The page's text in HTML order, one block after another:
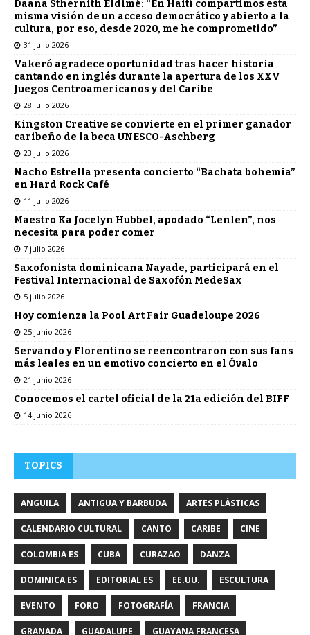
Daana Sthernith Eldimé: “En Haití compartimos esta
misma visión de un acceso democrático y abierto a la
cultura, por eso, desde 2020, me he comprometido”
31 julio 2026
Vakeró agradece oportunidad tras hacer historia
cantando en inglés durante la apertura de los XXV
Juegos Centroamericanos y del Caribe
28 julio 2026
Kingston Creative se convierte en el primer ganador
caribeño de la beca UNESCO-Aschberg
23 julio 2026
Nacho Estrella presenta concierto “Bachata bohemia”
en Hard Rock Café
11 julio 2026
Maestro Ka Jocelyn Hubbel, apodado “Lenlen”, nos
necesita para poder comer
7 julio 2026
Saxofonista dominicana Nayade, participará en el
Festival Internacional de Saxofón MedeSax
5 julio 2026
Hoy comienza la Pool Art Fair Guadeloupe 2026
25 junio 2026
Servando y Florentino se reencontraron con sus fans
más leales en un emotivo concierto en el Óvalo
21 junio 2026
Conocemos el cartel oficial de la 21a edición del BIFF
14 junio 2026
TOPICS
ANGUILA ANTIGUA Y BARBUDA ARTES PLÁSTICAS
CALENDARIO CULTURAL CANTO CARIBE CINE
COLOMBIA ES CUBA CURAZAO DANZA
DOMINICA ES EDITORIAL ES EE.UU. ESCULTURA
EVENTO FORO FOTOGRAFÍA FRANCIA
GRANADA GUADALUPE GUAYANA FRANCESA